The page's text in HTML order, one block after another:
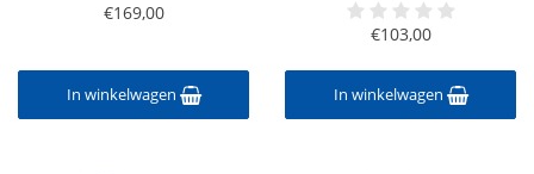
€169,00
In winkelwagen
€103,00
In winkelwagen